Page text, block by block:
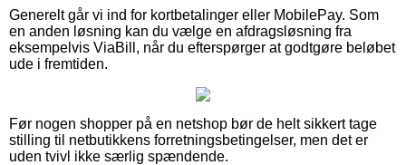
Generelt går vi ind for kortbetalinger eller MobilePay. Som
en anden løsning kan du vælge en afdragsløsning fra
eksempelvis ViaBill, når du efterspørger at godtgøre beløbet
ude i fremtiden.
Før nogen shopper på en netshop bør de helt sikkert tage
stilling til netbutikkens forretningsbetingelser, men det er
uden tvivl ikke særlig spændende.